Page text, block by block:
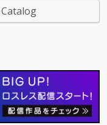
」、重く禍々しい愛
現した“呪縛ソン